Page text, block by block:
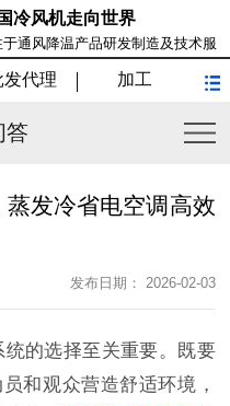
冷风机走向世界
于通风降温产品研发制造及技术服
发代理 加工
答
发冷省电空调高效
发布日期： 2026-02-03
的选择至关重要。既要
和观众营造舒适环境，